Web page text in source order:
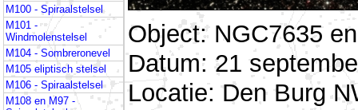
M100 - Spiraalstelsel
M101 -
Windmolenstelsel
M104 - Sombreronevel
M105 eliptisch stelsel
M106 - Spiraalstelsel
M108 en M97 -
Object: NGC7635
Datum: 21
Locatie: Den Burg